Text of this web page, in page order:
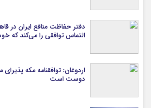
دفتر حفاظت منافع ایران در
التماس توافقی را می‌کند که
اردوغان: توافقنامه مکه
دوست است